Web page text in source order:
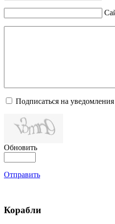
Подписаться на
Обновить
Отправить
Корабли